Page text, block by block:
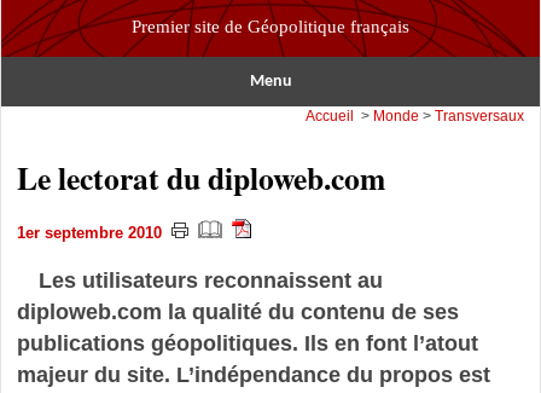
Premier site de Géopolitique français
Menu
Accueil > Monde > Transversaux
Le lectorat du diploweb.com
1er septembre 2010
Les utilisateurs reconnaissent au
diploweb.com la qualité du contenu de ses
publications géopolitiques. Ils en font l’atout
majeur du site. L’indépendance du propos est